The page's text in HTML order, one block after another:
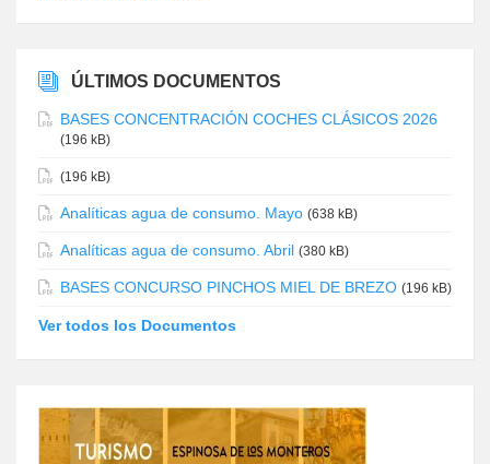
ÚLTIMOS DOCUMENTOS
BASES CONCENTRACIÓN COCHES CLÁSICOS 2026
(196 kB)
(196 kB)
Analíticas agua de consumo. Mayo (638 kB)
Analíticas agua de consumo. Abril (380 kB)
BASES CONCURSO PINCHOS MIEL DE BREZO (196 kB)
Ver todos los Documentos